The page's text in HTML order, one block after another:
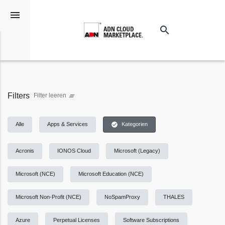
menu
Suchen
search
Filters Filter leeren clear_all
Alle Apps & Services check_circle Kategorien
Acronis IONOS Cloud Microsoft (Legacy)
Microsoft (NCE) Microsoft Education (NCE)
Microsoft Non-Profit (NCE) NoSpamProxy THALES
Azure Perpetual Licenses Software Subscriptions